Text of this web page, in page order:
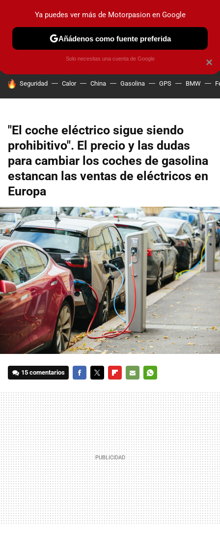
PRUEBAS COCHES ELÉCTRICOS OBSERVATORIO
HOY SE HABLA DE
Seguridad Calor China Gasolina GPS BMW
"El coche eléctrico sigue siendo
prohibitivo". El precio y las dudas
para cambiar los coches de gasolina
estancan las ventas de eléctricos en
Europa
15 comentarios
MAIL
×
Ya puedes ver más de Motorpasion en Google
Añádenos como fuente preferida
Solo necesitas una cuenta de Google